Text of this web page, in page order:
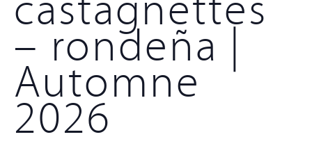
– rondeña |
Automne
2026